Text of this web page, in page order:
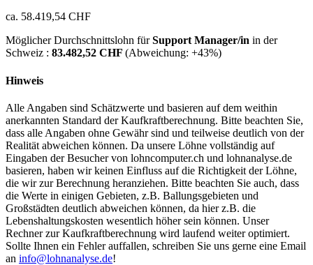
ca. 58.419,54 CHF
Möglicher Durchschnittslohn fürSupport Manager/in in der
Schweiz : 83.482,52 CHF (Abweichung: +43%)
Hinweis
Alle Angaben sind Schätzwerte und basieren auf dem weithin
anerkannten Standard der Kaufkraftberechnung. Bitte beachten Sie,
dass alle Angaben ohne Gewähr sind und teilweise deutlich von der
Realität abweichen können. Da unsere Löhne vollständig auf
Eingaben der Besucher von lohncomputer.ch und lohnanalyse.de
basieren, haben wir keinen Einfluss auf die Richtigkeit der Löhne,
die wir zur Berechnung heranziehen. Bitte beachten Sie auch, dass
die Werte in einigen Gebieten, z.B. Ballungsgebieten und
Großstädten deutlich abweichen können, da hier z.B. die
Lebenshaltungskosten wesentlich höher sein können. Unser
Rechner zur Kaufkraftberechnung wird laufend weiter optimiert.
Sollte Ihnen ein Fehler auffallen, schreiben Sie uns gerne eine Email
an info@lohnanalyse.de!